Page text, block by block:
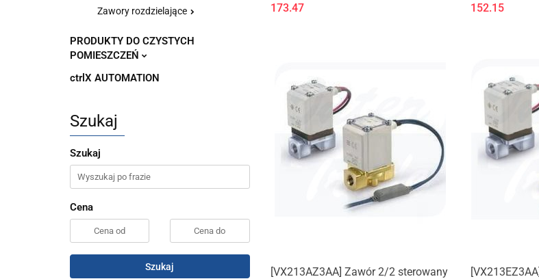
Zawory rozdzielające
PRODUKTY DO CZYSTYCH
POMIESZCZEŃ
ctrlX AUTOMATION
Szukaj
Szukaj
Cena
Szukaj
(Nowy produkt)
173.47
podciśnienia/
152.15
[VX213AZ3AA] Zawór 2/2 sterowany